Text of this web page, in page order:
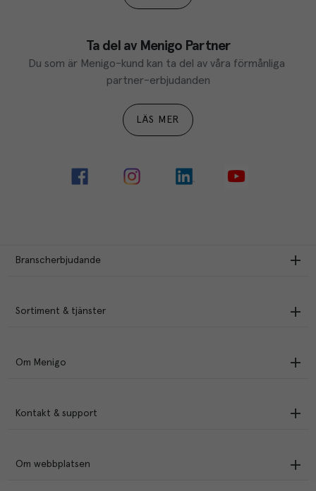
Ta del av Menigo Partner
Du som är Menigo-kund kan ta del av våra förmånliga
partner-erbjudanden
LÄS MER
Branscherbjudande
Sortiment & tjänster
Om Menigo
Kontakt & support
Om webbplatsen